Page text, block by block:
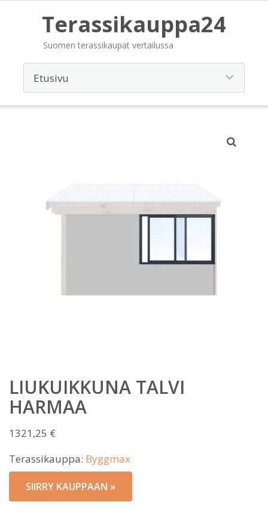
Terassikauppa24
Suomen terassikaupat vertailussa
LIUKUIKKUNA TALVI
HARMAA
1321,25 €
Terassikauppa: Byggmax
SIIRRY KAUPPAAN »